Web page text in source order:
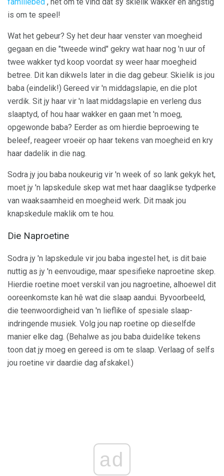
is om te speel!
Wat het gebeur? Sy het deur haar venster van moegheid
gegaan en die "tweede wind" gekry wat haar nog 'n uur of
twee wakker tyd koop voordat sy weer haar moegheid
betree. Dit kan dikwels later in die dag gebeur. Skielik is jou
baba (eindelik!) Gereed vir 'n middagslapie, en die plot
verdik. Sit jy haar vir 'n laat middagslapie en verleng dus
slaaptyd, of hou haar wakker en gaan met 'n moeg,
opgewonde baba? Eerder as om hierdie beproewing te
beleef, reageer vroeër op haar tekens van moegheid en kry
haar dadelik in die nag.
Sodra jy jou baba noukeurig vir 'n week of so lank gekyk het,
moet jy 'n lapskedule skep wat met haar daaglikse tydperke
van waaksaamheid en moegheid werk. Dit maak jou
knapskedule maklik om te hou.
Die Naproetine
Sodra jy 'n lapskedule vir jou baba ingestel het, is dit baie
nuttig as jy 'n eenvoudige, maar spesifieke naproetine skep.
Hierdie roetine moet verskil van jou nagroetine, alhoewel dit
ooreenkomste kan hê wat die slaap aandui. Byvoorbeeld,
die teenwoordigheid van 'n lieflike of spesiale slaap-
indringende musiek. Volg jou nap roetine op dieselfde
manier elke dag. (Behalwe as jou baba duidelike tekens
toon dat jy moeg en gereed is om te slaap. Verlaag of selfs
jou roetine vir daardie dag afskakel.)
ad